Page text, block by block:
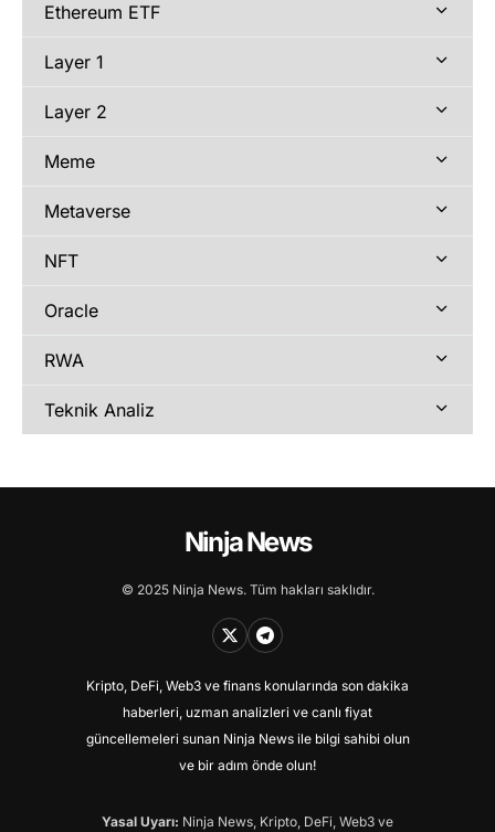
Ethereum ETF
Layer 1
Layer 2
Meme
Metaverse
NFT
Oracle
RWA
Teknik Analiz
Ninja News
© 2025 Ninja News. Tüm hakları saklıdır.
Kripto, DeFi, Web3 ve finans konularında son dakika
haberleri, uzman analizleri ve canlı fiyat
güncellemeleri sunan Ninja News ile bilgi sahibi olun
ve bir adım önde olun!
Yasal Uyarı: Ninja News, Kripto, DeFi, Web3 ve